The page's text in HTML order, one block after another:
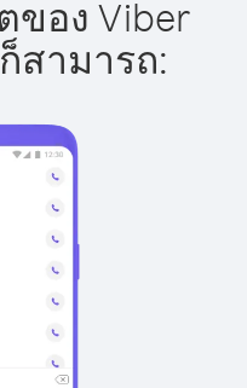
ของ Viber
สามารถ: